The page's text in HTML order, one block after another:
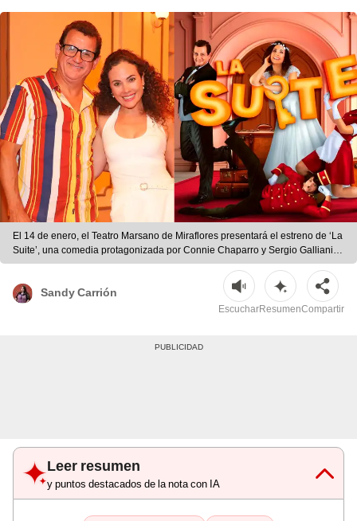
El 14 de enero, el Teatro Marsano de Miraflores presentará el estreno de ‘La
Suite’, una comedia protagonizada por Connie Chaparro y Sergio Galliani. |
Foto: difusión.
Sandy Carrión
EscucharResumenCompartir
Leer resumen
y puntos destacados de la nota con IA